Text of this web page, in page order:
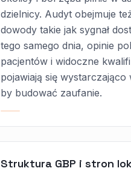
dzielnicy. Audyt obejmuje
dowody takie jak sygnał
tego samego dnia, opinie
pacjentów i widoczne
pojawiają się wystarczająco
by budować zaufanie.
Struktura GBP i stron